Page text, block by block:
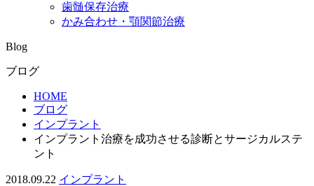
歯髄保存治療
かみ合わせ・顎関節治療
Blog
ブログ
HOME
ブログ
インプラント
インプラント治療を成功させる診断とサージカルステ
ント
2018.09.22 インプラント